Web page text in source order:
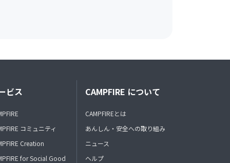
ビス
コミュニティ
Creation
for Social Good
CAMPFIRE について
CAMPFIREとは
あんしん・安全への取り組み
ニュース
ヘルプ